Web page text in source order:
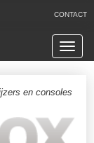
CONTACT
en consoles